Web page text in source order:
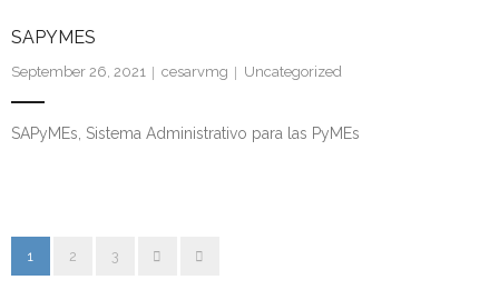
SAPYMES
September 26, 2021 cesarvmg Uncategorized
SAPyMEs, Sistema Administrativo para las PyMEs
1 2 3